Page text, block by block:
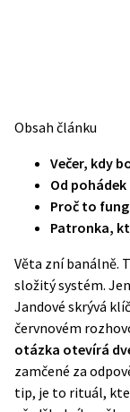
Obsah článku
Večer, kdy
Od
Proč to
Patronka,
Věta zní banálně.
složitý systém.
Jandové skrývá
červnovém
otázka otevírá
zamčené za
tip, je to rituál,